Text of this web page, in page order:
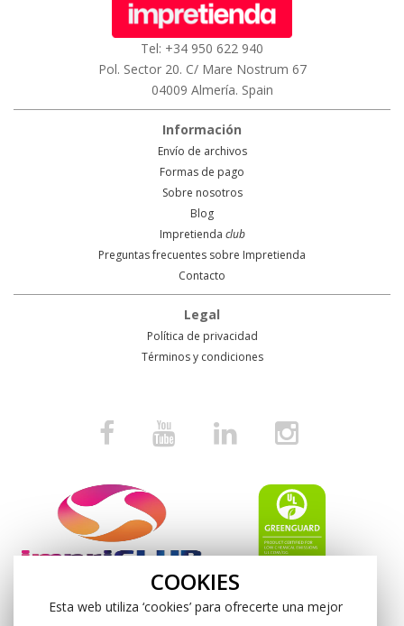
COOKIES
Esta web utiliza ‘cookies’ para ofrecerte una mejor
Tel: +34 950 622 940
Pol. Sector 20. C/ Mare Nostrum 67
04009 Almería. Spain
Información
Envío de archivos
Formas de pago
Sobre nosotros
Blog
Impretienda club
Preguntas frecuentes sobre Impretienda
Contacto
Legal
Política de privacidad
Términos y condiciones